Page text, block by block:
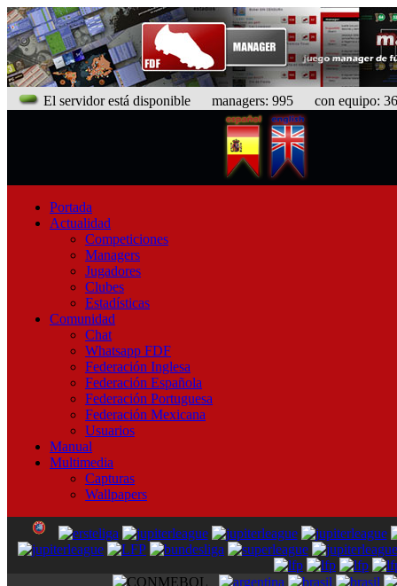
El servidor está disponible managers: 995 con equipo:
Portada
Actualidad
Competiciones
Managers
Jugadores
Clubes
Estadísticas
Comunidad
Chat
Whatsapp FDF
Federación Inglesa
Federación Española
Federación Portuguesa
Federación Mexicana
Usuarios
Manual
Multimedia
Capturas
Wallpapers